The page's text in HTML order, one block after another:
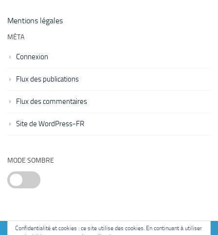
Mentions légales
MÉTA
Connexion
Flux des publications
Flux des commentaires
Site de WordPress-FR
MODE SOMBRE
Confidentialité et cookies : ce site utilise des cookies. En continuant à utiliser